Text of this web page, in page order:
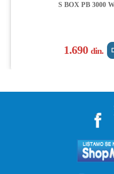
S BOX PB 3000
1.690din.
">